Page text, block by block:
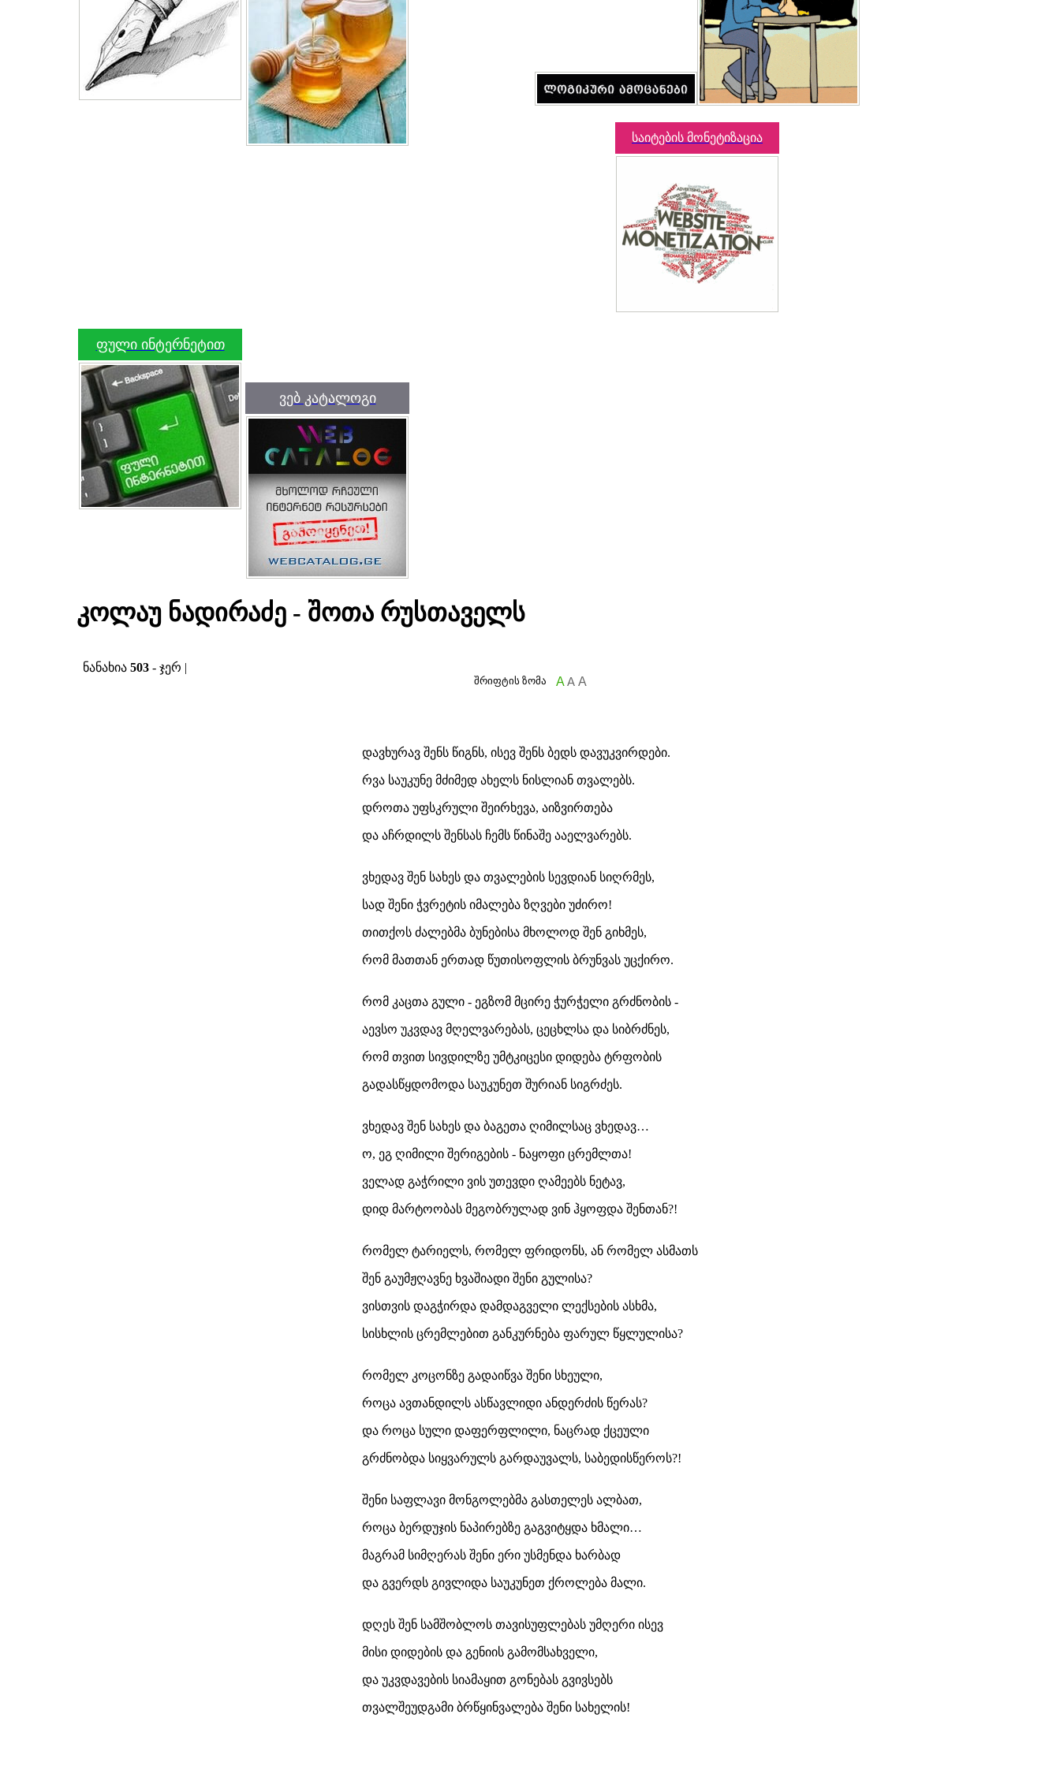
საიტების მონეტიზაცია
ფული ინტერნეტით
ვებ კატალოგი
კოლაუ ნადირაძე - შოთა რუსთაველს
ნანახია 503 - ჯერ |
შრიფტის ზომა A A A
დავხურავ შენს წიგნს, ისევ შენს ბედს დავუკვირდები.
რვა საუკუნე მძიმედ ახელს ნისლიან თვალებს.
დროთა უფსკრული შეირხევა, აიზვირთება
და აჩრდილს შენსას ჩემს წინაშე ააელვარებს.
ვხედავ შენ სახეს და თვალების სევდიან სიღრმეს,
სად შენი ჭვრეტის იმალება ზღვები უძირო!
თითქოს ძალებმა ბუნებისა მხოლოდ შენ გიხმეს,
რომ მათთან ერთად წუთისოფლის ბრუნვას უცქირო.
რომ კაცთა გული - ეგზომ მცირე ჭურჭელი გრძნობის -
აევსო უკვდავ მღელვარებას, ცეცხლსა და სიბრძნეს,
რომ თვით სივდილზე უმტკიცესი დიდება ტრფობის
გადასწყდომოდა საუკუნეთ შურიან სიგრძეს.
ვხედავ შენ სახეს და ბაგეთა ღიმილსაც ვხედავ…
ო, ეგ ღიმილი შერიგების - ნაყოფი ცრემლთა!
ველად გაჭრილი ვის უთევდი ღამეებს ნეტავ,
დიდ მარტოობას მეგობრულად ვინ ჰყოფდა შენთან?!
რომელ ტარიელს, რომელ ფრიდონს, ან რომელ ასმათს
შენ გაუმჟღავნე ხვაშიადი შენი გულისა?
ვისთვის დაგჭირდა დამდაგველი ლექსების ასხმა,
სისხლის ცრემლებით განკურნება ფარულ წყლულისა?
რომელ კოცონზე გადაიწვა შენი სხეული,
როცა ავთანდილს ასწავლიდი ანდერძის წერას?
და როცა სული დაფერფლილი, ნაცრად ქცეული
გრძნობდა სიყვარულს გარდაუვალს, საბედისწეროს?!
შენი საფლავი მონგოლებმა გასთელეს ალბათ,
როცა ბერდუჯის ნაპირებზე გაგვიტყდა ხმალი…
მაგრამ სიმღერას შენი ერი უსმენდა ხარბად
და გვერდს გივლიდა საუკუნეთ ქროლება მალი.
დღეს შენ სამშობლოს თავისუფლებას უმღერი ისევ
მისი დიდების და გენიის გამომსახველი,
და უკვდავების სიამაყით გონებას გვივსებს
თვალშეუდგამი ბრწყინვალება შენი სახელის!